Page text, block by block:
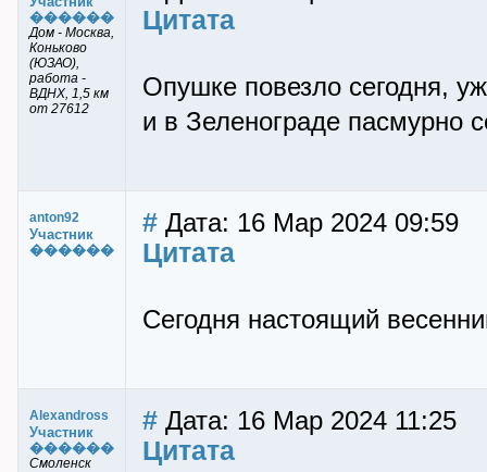
������
Дом - Москва,
Коньково
(ЮЗАО),
работа -
ВДНХ, 1,5 км
от 27612
Цитата
Опушке повезло сегодня,
и в Зеленограде пасмурно
anton92
Участник
������
# Дата: 16 Мар 2024 09:59
Цитата
Сегодня настоящий
Alexandross
Участник
������
Смоленск
# Дата: 16 Мар 2024 11:25
Цитата